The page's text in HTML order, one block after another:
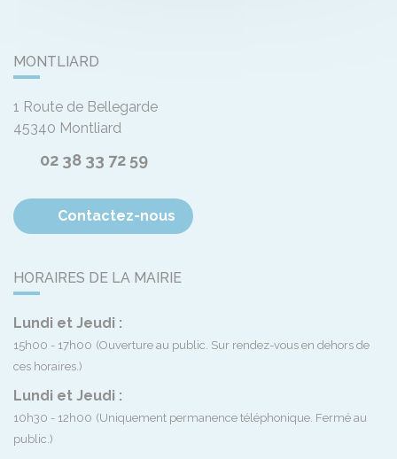
MONTLIARD
1 Route de Bellegarde
45340 Montliard
02 38 33 72 59
Contactez-nous
HORAIRES DE LA MAIRIE
Lundi et Jeudi :
15h00 - 17h00 (Ouverture au public. Sur rendez-vous en dehors de
ces horaires.)
Lundi et Jeudi :
10h30 - 12h00 (Uniquement permanence téléphonique. Fermé au
public.)